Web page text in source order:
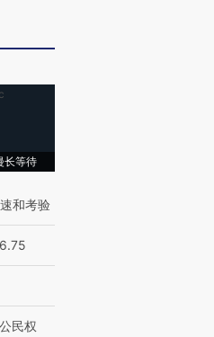
长等待
和考验
民权